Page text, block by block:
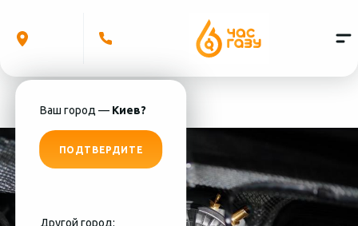
Ваш город — Киев?
ПОДТВЕРДИТЕ
Другой город: